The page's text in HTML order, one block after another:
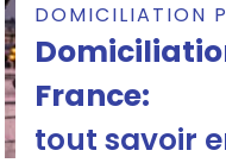
DOMICILIATION
France:
tout savoir